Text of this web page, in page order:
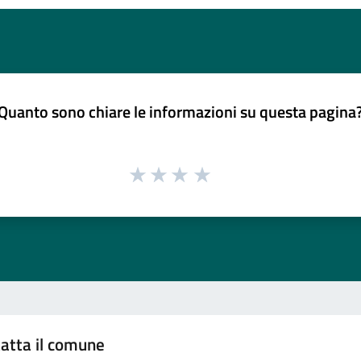
sono chiare le informazioni su questa
il comune